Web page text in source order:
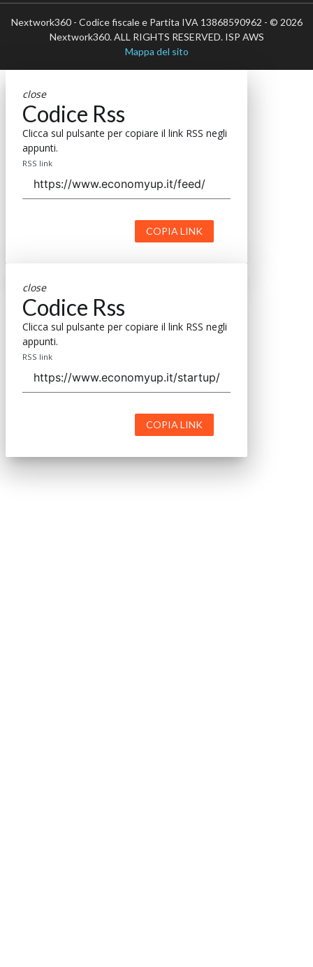
Nextwork360 - Codice fiscale e Partita IVA 13868590962 - © 2026
Nextwork360. ALL RIGHTS RESERVED. ISP AWS
Mappa del sito
close
Codice Rss
Clicca sul pulsante per copiare il link RSS negli
appunti.
RSS link
COPIA LINK
close
Codice Rss
Clicca sul pulsante per copiare il link RSS negli
appunti.
RSS link
COPIA LINK